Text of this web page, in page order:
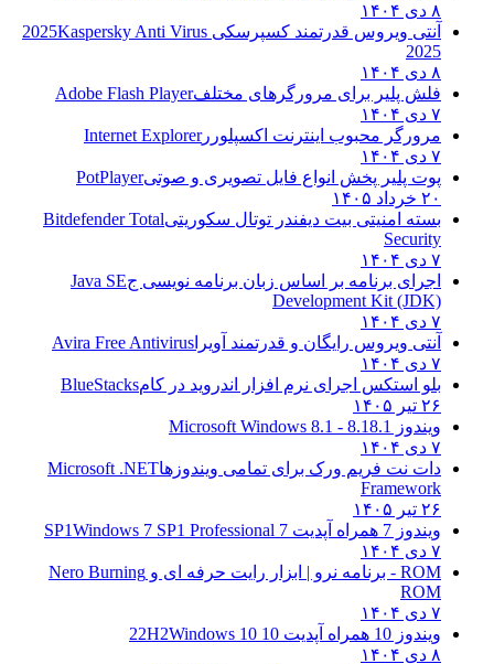
آنتی ویروس قدرتمند کسپرسکی 2025Kaspersky Anti Virus
فلش پلیر برای مرورگرهای مختلف Adobe Flash Player
مرورگر محبوب اینترنت اکسپلوررInternet Explorer
پوت پلیر پخش انواع فایل تصویری و صوتیPotPlayer
بسته امنیتی بیت دیفندر توتال سکوریتیBitdefender Total
Security
اجرای برنامه بر اساس زبان برنامه نویسی جJava SE
Development Kit (JDK)
آنتی ویروس رایگان و قدرتمند آویراAvira Free Antivirus
بلو استکس اجرای نرم افزار اندروید در کام BlueStacks
ویندوز 8.1 8.1 - Microsoft Windows 8.1
دات نت فریم ورک برای تمامی ویندوزهاMicrosoft .NET
Framework
ویندوز 7 همراه آپدیت 7 SP1
Windows 7 SP1 Professional
ROM - برنامه نرو | ابزار رایت حرفه ای و
Nero Burning
ویندوز 10 همراه آپدیت 10 22H2
Windows 10